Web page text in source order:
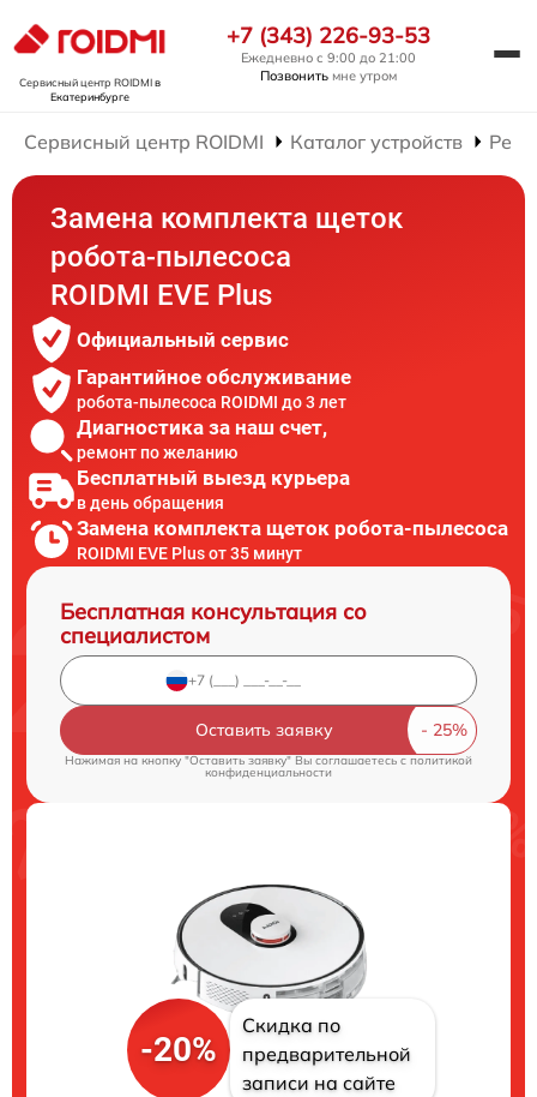
Сервисный центр ROIDMIв
Екатеринбурге
+7 (343) 226-93-53
Ежедневно с 9:00 до 21:00
Позвонить мне утром
Сервисный центр ROIDMI Каталог устройств
Замена комплекта щеток
робота-пылесоса
ROIDMI EVE Plus
Официальный сервис
Гарантийное обслуживание
робота-пылесоса ROIDMI до 3 лет
Диагностика за наш счет,
ремонт по желанию
Бесплатный выезд курьера
в день обращения
Замена комплекта щеток робота-пылесоса
ROIDMI EVE Plus от 35 минут
Бесплатная консультация со
специалистом
Оставить заявку
Нажимая на кнопку "Оставить заявку" Вы соглашаетесь cполитикой
конфиденциальности
-20%
Скидка по
предварительной
записи на сайте